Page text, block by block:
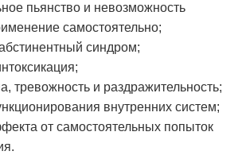
пьянство и невозможность
самостоятельно;
синдром;
тревожность и раздражительность;
внутренних систем;
от самостоятельных попыток